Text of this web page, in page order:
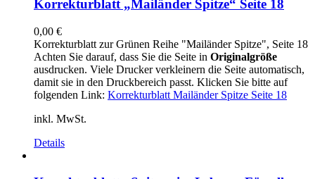
Korrekturblatt „Mailänder Spitze“ Seite 18
0,00 €
Korrekturblatt zur Grünen Reihe "Mailänder Spitze", Seite 18
Achten Sie darauf, dass Sie die Seite in Originalgröße
ausdrucken. Viele Drucker verkleinern die Seite automatisch,
damit sie in den Druckbereich passt. Klicken Sie bitte auf
folgenden Link: Korrekturblatt Mailänder Spitze Seite 18
inkl. MwSt.
Details